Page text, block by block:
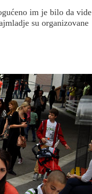
im je bilo da vide
su organizovane